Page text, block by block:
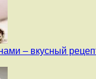
– вкусный